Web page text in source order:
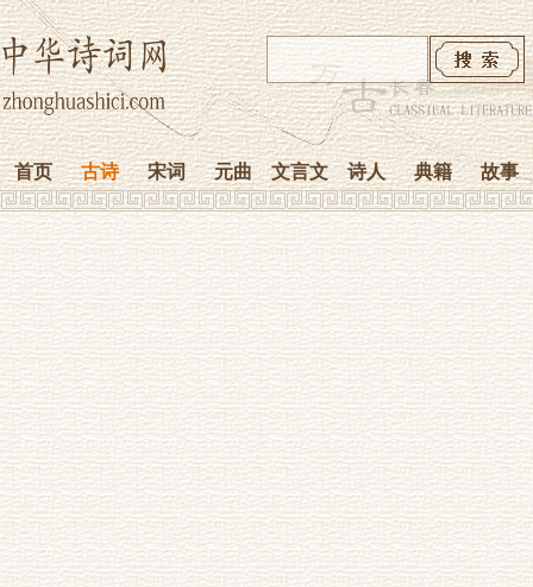
首页 古诗 宋词 元曲 文言文 诗人 典籍 故事